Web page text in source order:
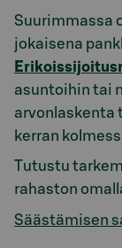
Suurimmassa
jokaisena
asuntoihin tai
arvonlaskenta
kerran
Tutustu
rahaston
Säästämisen